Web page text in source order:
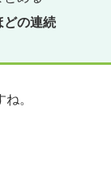
どの連続
。